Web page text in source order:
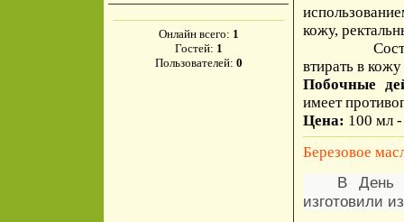
Онлайн всего: 1
Гостей: 1
Пользователей: 0
кожу,
Состояние
втирать в
Побочные
имеет
Цена: 100 мл
Березовое
В День
изготовили